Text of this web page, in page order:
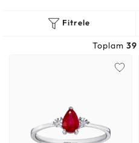
Fitrele
Toplam 39